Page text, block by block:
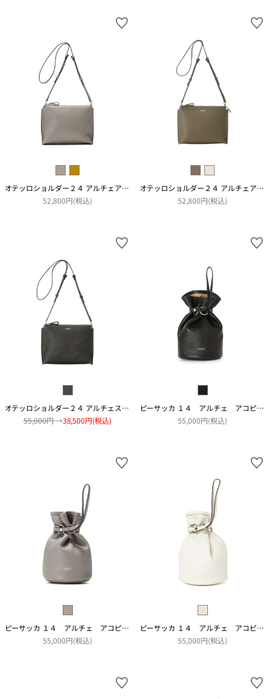
オテッロショルダー２４ アルチェアコピアート
52,800円(税込)
オテッロショルダー２４ アルチェアコピアート
52,800円(税込)
オテッロショルダー２４ アルチェスウェード カモ
55,000円→38,500円(税込)
ピーサッカ １４ アルチェ アコピアート
55,000円(税込)
ピーサッカ １４ アルチェ アコピアート
55,000円(税込)
ピーサッカ １４ アルチェ アコピアート
55,000円(税込)